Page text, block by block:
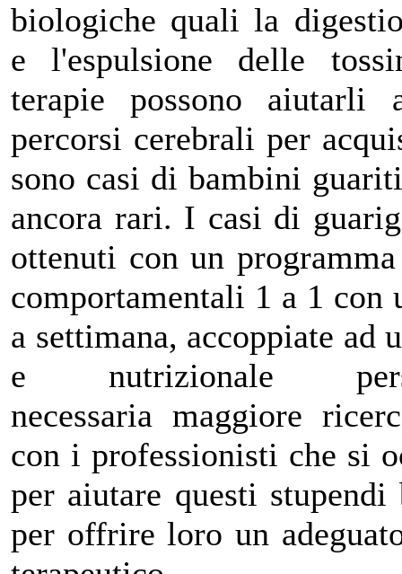
biologiche quali la
e l'espulsione delle
terapie possono aiutarli
percorsi cerebrali per
sono casi di bambini
ancora rari. I casi di
ottenuti con un
comportamentali 1 a 1
a settimana, accoppiate ad
e nutrizionale
necessaria maggiore
con i professionisti che si
per aiutare questi
per offrire loro un